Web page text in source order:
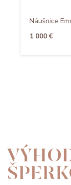
Náušnice
1 000 €